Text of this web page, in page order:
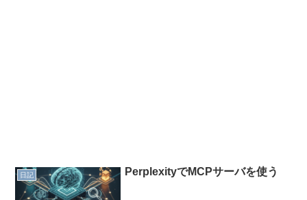
日記 PerplexityでMCPサーバを使う